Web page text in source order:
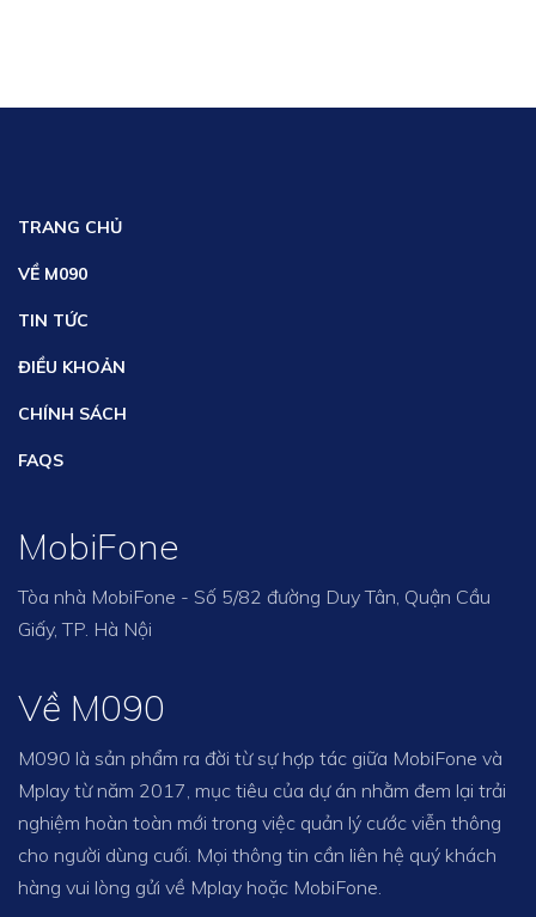
TRANG CHỦ
VỀ M090
TIN TỨC
ĐIỀU KHOẢN
CHÍNH SÁCH
FAQS
MobiFone
Tòa nhà MobiFone - Số 5/82 đường Duy Tân, Quận Cầu
Giấy, TP. Hà Nội
Về M090
M090 là sản phẩm ra đời từ sự hợp tác giữa MobiFone và
Mplay từ năm 2017, mục tiêu của dự án nhằm đem lại trải
nghiệm hoàn toàn mới trong việc quản lý cước viễn thông
cho người dùng cuối. Mọi thông tin cần liên hệ quý khách
hàng vui lòng gửi về Mplay hoặc MobiFone.